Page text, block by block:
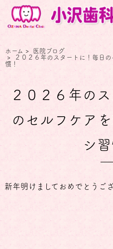
ホーム > 医院ブログ
>
２０２６年のスタートに！毎日
慣！
２０２６年の
のセルフケア
シ習
新年明けましておめでとうござ